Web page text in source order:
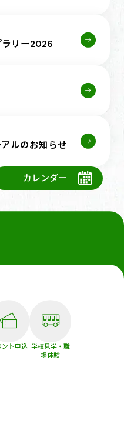
リー2026
ルのお知らせ
カレンダー
ント申込 学校見学・職
場体験